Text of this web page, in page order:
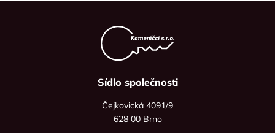
Sídlo společnosti
Čejkovická 4091/9
628 00 Brno